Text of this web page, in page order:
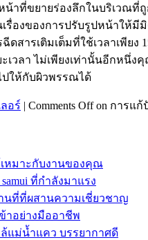
ที่ขยายร่องลึกในบริเวณที่
รื่องของการปรับรูปหน้าให้
ดสารเติมเต็มที่ใช้เวลาเพี
เวลา ไม่เพียงเท่านั้นอีกห
ปให้กับผิวพรรณได้
อร์ | Comments Offon การแก้
เหมาะกับงานของคุณ
ที่กำลังมาแรง
นที่ที่ผสานความเชี่ยวชาญ
าอย่างมืออาชีพ
แม่น้ำแคว บรรยากาศดี